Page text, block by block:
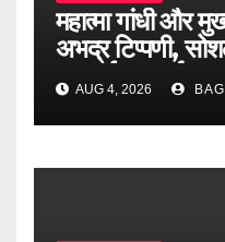
महात्मा गांधी और
अभद्र टिप्पणी,
एफआईआर दर्ज
AUG 4, 2026